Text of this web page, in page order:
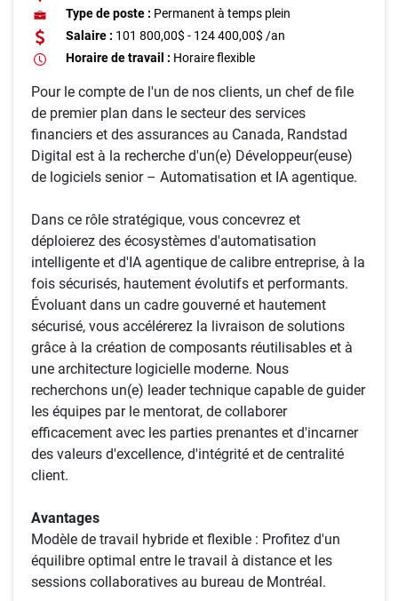
Type de poste : Permanent à temps plein
Salaire : 101 800,00$ - 124 400,00$ /an
Horaire de travail : Horaire flexible
Pour le compte de l'un de nos clients, un chef de file
de premier plan dans le secteur des services
financiers et des assurances au Canada, Randstad
Digital est à la recherche d'un(e) Développeur(euse)
de logiciels senior – Automatisation et IA agentique.
Dans ce rôle stratégique, vous concevrez et
déploierez des écosystèmes d'automatisation
intelligente et d'IA agentique de calibre entreprise, à la
fois sécurisés, hautement évolutifs et performants.
Évoluant dans un cadre gouverné et hautement
sécurisé, vous accélérerez la livraison de solutions
grâce à la création de composants réutilisables et à
une architecture logicielle moderne. Nous
recherchons un(e) leader technique capable de guider
les équipes par le mentorat, de collaborer
efficacement avec les parties prenantes et d'incarner
des valeurs d'excellence, d'intégrité et de centralité
client.
Avantages
Modèle de travail hybride et flexible : Profitez d'un
équilibre optimal entre le travail à distance et les
sessions collaboratives au bureau de Montréal.